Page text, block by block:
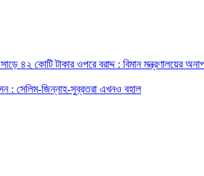
৪২ কোটি টাকার ওপরে বরাদ্দ : বিমান মন্ত্রণালয়ের
: সেলিম-জিন্নাহ-সুব্রতরা এখনও বহাল